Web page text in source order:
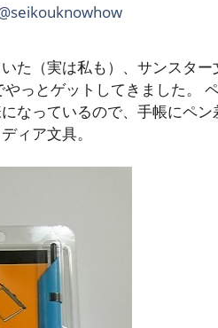
た（実は私も）、サンスタ
やっとゲットしてきました。
なっているので、手帳にペ
ィア文具。